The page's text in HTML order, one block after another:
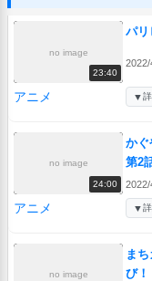
no image
23:40
パリ
アニメ ▼
no image
24:00
かぐ
第2
れ出
アニメ ▼
no image
ま
び